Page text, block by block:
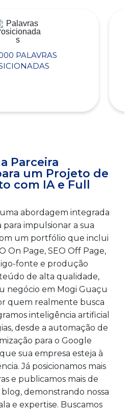
PALAVRAS
Parceira
um Projeto de
com IA e Full
abordagem integrada
impulsionar a sua
um portfólio que inclui
On Page, SEO Off Page,
fonte e produção
de alta qualidade,
negócio em Mogi Guaçu
quem realmente busca
inteligência artificial
desde a automação de
para o Google
sua empresa esteja à
Já posicionamos mais
e publicamos mais de
demonstrando nossa
e expertise. Buscamos